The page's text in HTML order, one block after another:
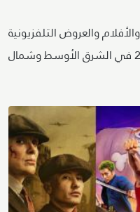
والعروض التلفزيونية
القادمة إلى نتفليكس في أبريل 2026 في الشرق الأوسط وشمال